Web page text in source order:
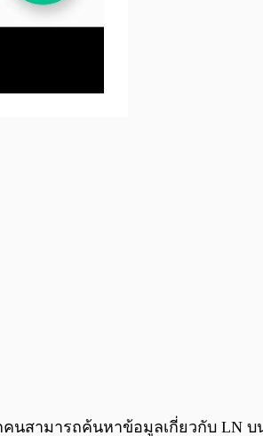
สามารถค้นหาข้อมูลเกี่ยวกับ LN บ